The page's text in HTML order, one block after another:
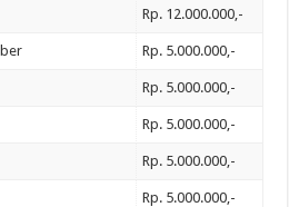
Rp. 12.000.000,-
Rp. 5.000.000,-
Rp. 5.000.000,-
Rp. 5.000.000,-
Rp. 5.000.000,-
Rp. 5.000.000,-